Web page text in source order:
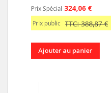
Prix Spécial 324,06 €
Prix public TTC: 388,87 €
Ajouter au panier